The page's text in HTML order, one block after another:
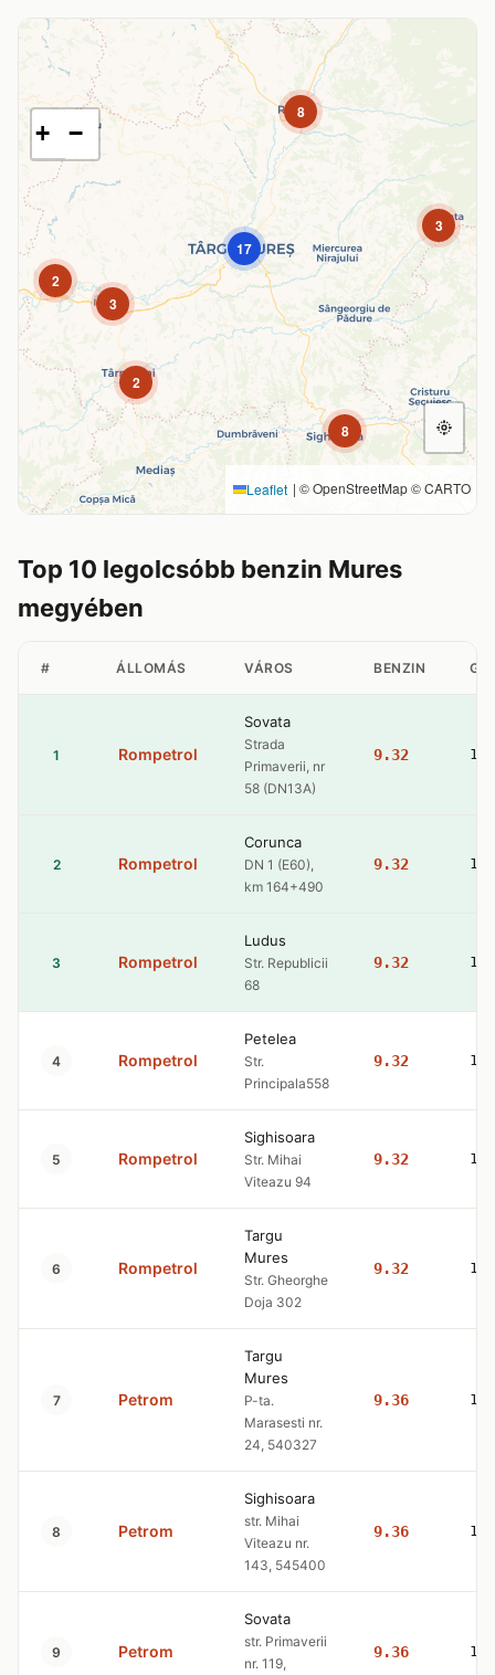
2
3
2
8
8
3
17
+ −
Leaflet | © OpenStreetMap © CARTO
Top 10 legolcsóbb benzin Mures
megyében
# ÁLLOMÁS VÁROS BENZIN
1 Rompetrol
Sovata
Strada
Primaverii, nr
58 (DN13A)
9.32
2 Rompetrol
Corunca
DN 1 (E60),
km 164+490
9.32
3 Rompetrol
Ludus
Str. Republicii
68
9.32
4 Rompetrol
Petelea
Str.
Principala558
9.32
5 Rompetrol
Sighisoara
Str. Mihai
Viteazu 94
9.32
6 Rompetrol
Targu
Mures
Str. Gheorghe
Doja 302
9.32
7 Petrom
Targu
Mures
P-ta.
Marasesti nr.
24, 540327
9.36
8 Petrom
Sighisoara
str. Mihai
Viteazu nr.
143, 545400
9.36
9 Petrom
Sovata
str. Primaverii
nr. 119,
9.36